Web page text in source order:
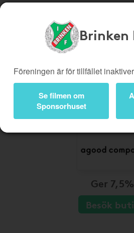
Köp genom denna sida
Presentkort
Bli medlem
Brinken
Föreningen är för tillfället
Se filmen om
Sponsorhuset
Ger 7,5%
Besök